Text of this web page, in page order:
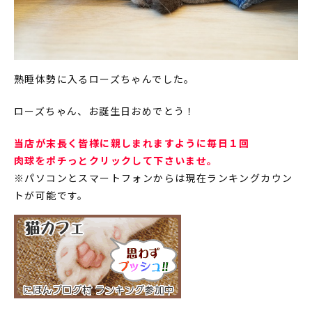
熟睡体勢に入るローズちゃんでした。
ローズちゃん、お誕生日おめでとう！
当店が末長く皆様に親しまれますように毎日１回
肉球をポチっとクリックして下さいませ。
※パソコンとスマートフォンからは現在ランキングカウン
トが可能です。